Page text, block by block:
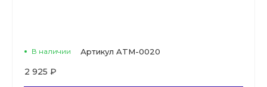
В наличии Артикул ATM-0020
2 925 ₽